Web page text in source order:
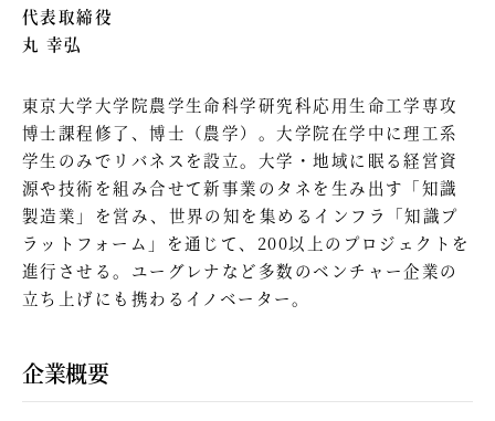
代表取締役
丸 幸弘
東京大学大学院農学生命科学研究科応用生命工学専攻
博士課程修了、博士（農学）。大学院在学中に理工系
学生のみでリバネスを設立。大学・地域に眠る経営資
源や技術を組み合せて新事業のタネを生み出す「知識
製造業」を営み、世界の知を集めるインフラ「知識プ
ラットフォーム」を通じて、200以上のプロジェクトを
進行させる。ユーグレナなど多数のベンチャー企業の
立ち上げにも携わるイノベーター。
企業概要